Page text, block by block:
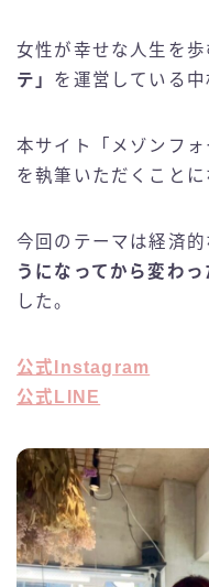
女性が幸せな人生を歩
テ」 を運営している中
本サイト「メゾンフ
を執筆いただくことに
今回のテーマは経済的
うになってから変わ
した。
公式Instagram
公式LINE